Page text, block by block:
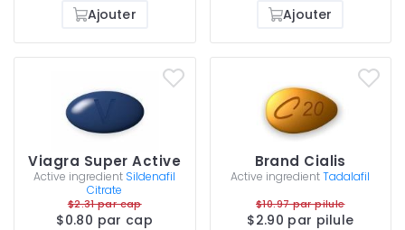
Ajouter
Ajouter
Viagra Super Active
Active ingredient Sildenafil
Citrate
$2.31 par cap
$0.80 par cap
Brand Cialis
Active ingredientTadalafil
$10.97 par pilule
$2.90 par pilule